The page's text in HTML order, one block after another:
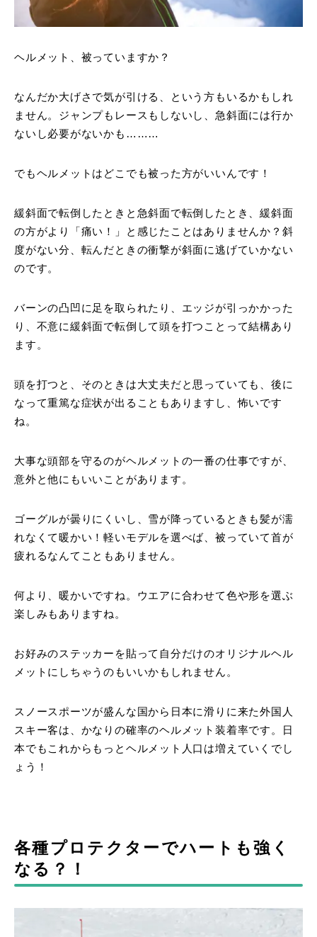
ヘルメット、被っていますか？
なんだか大げさで気が引ける、という方もいるかもしれ
ません。ジャンプもレースもしないし、急斜面には行か
ないし必要がないかも………
でもヘルメットはどこでも被った方がいいんです！
緩斜面で転倒したときと急斜面で転倒したとき、緩斜面
の方がより「痛い！」と感じたことはありませんか？斜
度がない分、転んだときの衝撃が斜面に逃げていかない
のです。
バーンの凸凹に足を取られたり、エッジが引っかかった
り、不意に緩斜面で転倒して頭を打つことって結構あり
ます。
頭を打つと、そのときは大丈夫だと思っていても、後に
なって重篤な症状が出ることもありますし、怖いです
ね。
大事な頭部を守るのがヘルメットの一番の仕事ですが、
意外と他にもいいことがあります。
ゴーグルが曇りにくいし、雪が降っているときも髪が濡
れなくて暖かい！軽いモデルを選べば、被っていて首が
疲れるなんてこともありません。
何より、暖かいですね。ウエアに合わせて色や形を選ぶ
楽しみもありますね。
お好みのステッカーを貼って自分だけのオリジナルヘル
メットにしちゃうのもいいかもしれません。
スノースポーツが盛んな国から日本に滑りに来た外国人
スキー客は、かなりの確率のヘルメット装着率です。日
本でもこれからもっとヘルメット人口は増えていくでし
ょう！
各種プロテクターでハートも強く
なる？！